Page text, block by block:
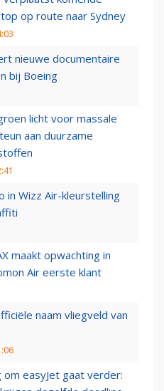
op route naar Sydney
nieuwe documentaire
bij Boeing
licht voor massale
aan duurzame
in Wizz Air-kleurstelling
maakt opwachting in
Air eerste klant
naam vliegveld van
om easyJet gaat verder: